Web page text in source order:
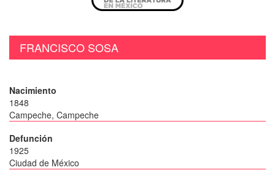
FRANCISCO SOSA
Nacimiento
1848
Campeche, Campeche
Defunción
1925
Ciudad de México